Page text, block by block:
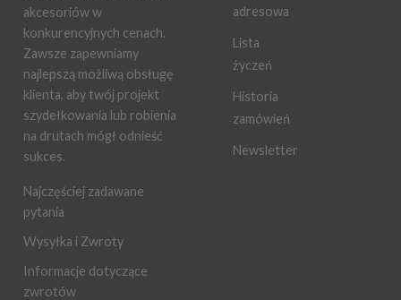
akcesoriów w
konkurencyjnych cenach.
Zawsze zapewniamy
najlepszą możliwą obsługę
klienta, aby twój projekt
szydełkowania lub robienia
na drutach mógł odnieść
sukces.
Najczęściej zadawane
pytania
Wysyłka i Zwroty
Informacje dotyczące
zwrotów
adresowa
Lista
życzeń
Historia
zamówień
Newsletter